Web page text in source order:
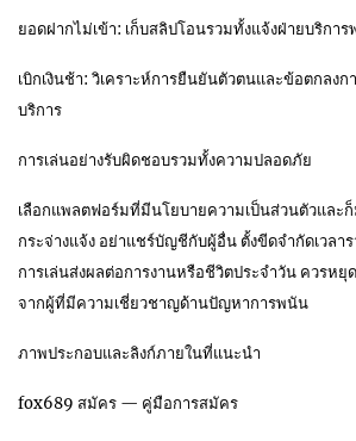
ยอดฝากไม่เข้า: เก็บสลิปโอนรวมทั้งแจ้งฝ่ายบริกา
เบิกเงินช้า: วิเคราะห์การยืนยันตัวตนและข้อตกลง
บริการ
การเล่นอย่างรับผิดชอบรวมทั้งความปลอดภัย
เลือกแพลตฟอร์มที่มีนโยบายความเป็นส่วนตัวและ
กระจ่างแจ้ง อย่าแชร์บัญชีกับผู้อื่น ตั้งขีดจำกัดเวลา
การเล่นส่งผลต่อการงานหรือชีวิตประจำวัน ควรห
จากผู้ที่มีความเชี่ยวชาญด้านปัญหาการพนัน
ภาพประกอบและลิงก์ภายในที่แนะนำ
fox689 สมัคร — คู่มือการสมัคร